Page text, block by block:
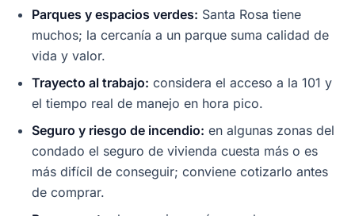
Parques y espacios verdes: Santa Rosa tiene
muchos; la cercanía a un parque suma calidad de
vida y valor.
Trayecto al trabajo: considera el acceso a la 101 y
el tiempo real de manejo en hora pico.
Seguro y riesgo de incendio: en algunas zonas del
condado el seguro de vivienda cuesta más o es
más difícil de conseguir; conviene cotizarlo antes
de comprar.